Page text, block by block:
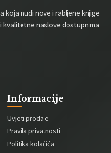
koja nudi nove i rabljene knjige
kvalitetne naslove dostupnima
Informacije
Uvjeti prodaje
Pravila privatnosti
Politika kolačića